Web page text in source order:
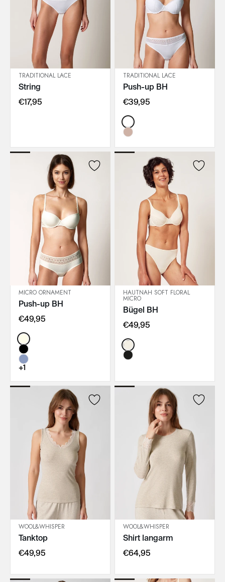
IN DEN WARENKORB
TRADITIONAL LACE
String
€17,95
IN DEN WARENKORB
TRADITIONAL LACE
Push-up BH
€39,95
Color:
IN DEN WARENKORB
MICRO ORNAMENT
Push-up BH
€49,95
Color:
+1
HAUTNAH SOFT FLORAL
MICRO
Bügel BH
€49,95
Color:
IN DEN WARENKORB
WOOL&WHISPER
Tanktop
€49,95
IN DEN WARENKORB
WOOL&WHISPER
Shirt langarm
€64,95